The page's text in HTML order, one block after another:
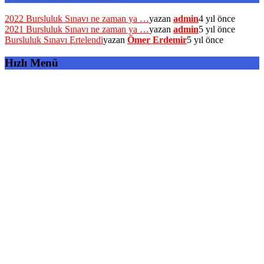
2022 Bursluluk Sınavı ne zaman ya …yazan admin4 yıl önce
2021 Bursluluk Sınavı ne zaman ya …yazan admin5 yıl önce
Bursluluk Sınavı Ertelendiyazan Ömer Erdemir5 yıl önce
Hızlı Menü